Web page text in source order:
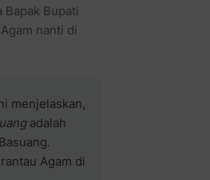
Bapak Bupati
nanti di
menjelaskan,
adalah
Agam di